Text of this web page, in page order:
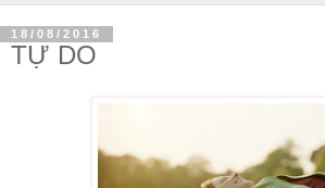
18/08/2016
TỰ DO